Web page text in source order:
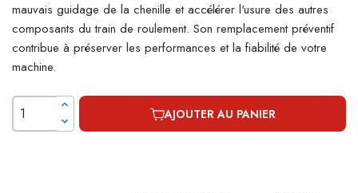
mauvais guidage de la chenille et accélérer l'usure des autres
composants du train de roulement. Son remplacement préventif
contribue à préserver les performances et la fiabilité de votre
machine.
AJOUTER AU PANIER